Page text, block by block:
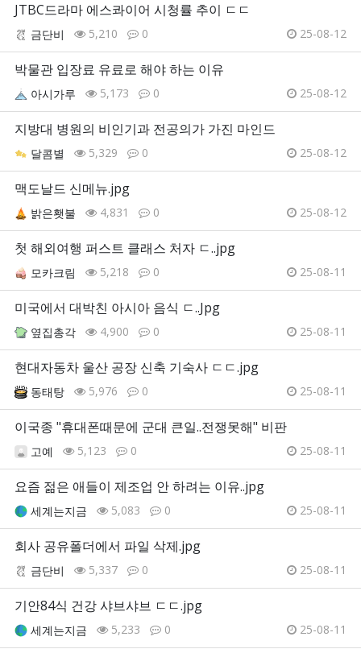
JTBC드라마 에스콰이어 시청률 추이 ㄷㄷ
금단비 5,210 0 25-08-12
박물관 입장료 유료로 해야 하는 이유
아시가루 5,173 0 25-08-12
지방대 병원의 비인기과 전공의가 가진 마인드
달콤별 5,329 0 25-08-12
맥도날드 신메뉴.jpg
밝은횃불 4,831 0 25-08-12
첫 해외여행 퍼스트 클래스 처자 ㄷ..jpg
모카크림 5,218 0 25-08-11
미국에서 대박친 아시아 음식 ㄷ..Jpg
옆집총각 4,900 0 25-08-11
현대자동차 울산 공장 신축 기숙사 ㄷㄷ.jpg
동태탕 5,976 0 25-08-11
이국종 "휴대폰때문에 군대 큰일..전쟁못해" 비판
고예 5,123 0 25-08-11
요즘 젊은 애들이 제조업 안 하려는 이유..jpg
세계는지금 5,083 0 25-08-11
회사 공유폴더에서 파일 삭제.jpg
금단비 5,337 0 25-08-11
기안84식 건강 샤브샤브 ㄷㄷ.jpg
세계는지금 5,233 0 25-08-11